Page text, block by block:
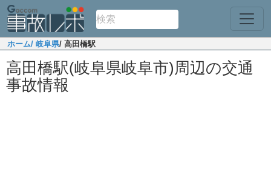
ホーム/ 岐阜県/ 高田橋駅
高田橋駅(岐阜県岐阜市)周辺の交通
事故情報